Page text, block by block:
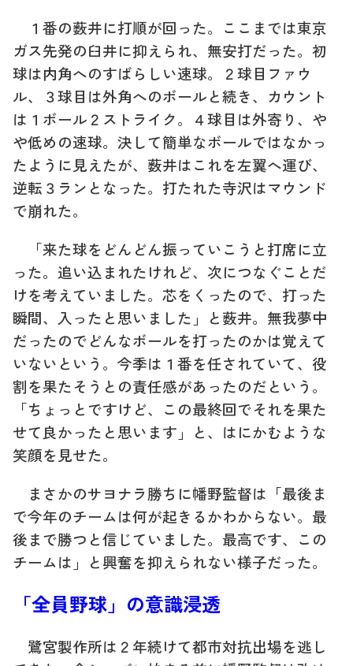
１番の薮井に打順が回った。ここまでは東京
ガス先発の臼井に抑えられ、無安打だった。初
球は内角へのすばらしい速球。２球目ファウ
ル、３球目は外角へのボールと続き、カウント
は１ボール２ストライク。４球目は外寄り、や
や低めの速球。決して簡単なボールではなかっ
たように見えたが、薮井はこれを左翼へ運び、
逆転３ランとなった。打たれた寺沢はマウンド
で崩れた。
「来た球をどんどん振っていこうと打席に立
った。追い込まれたけれど、次につなぐことだ
けを考えていました。芯をくったので、打った
瞬間、入ったと思いました」と薮井。無我夢中
だったのでどんなボールを打ったのかは覚えて
いないという。今季は１番を任されていて、役
割を果たそうとの責任感があったのだという。
「ちょっとですけど、この最終回でそれを果た
せて良かったと思います」と、はにかむような
笑顔を見せた。
まさかのサヨナラ勝ちに幡野監督は「最後ま
で今年のチームは何が起きるかわからない。最
後まで勝つと信じていました。最高です、この
チームは」と興奮を抑えられない様子だった。
「全員野球」の意識浸透
鷺宮製作所は２年続けて都市対抗出場を逃し